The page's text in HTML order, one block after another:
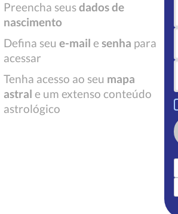
Preencha seusdados de
nascimento
Defina seu e-mail e senha para
acessar
Tenha acesso ao seu mapa
astral e um extenso conteúdo
astrológico